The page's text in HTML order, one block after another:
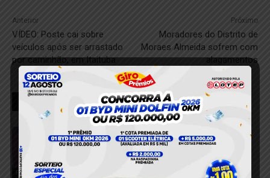
Anterior
VÍDEO: Poste cai sobre
veículos após ser arrastado
por caminhão, em Itaituba
Próximo
Moradores do Distrito de
Moraes Almeida sofrem com
alagamentos
RELACIONADOS
Fatalidade
Homem morre após cair de
aproximadamente 5 metros próximo à
orla de Tucuruí